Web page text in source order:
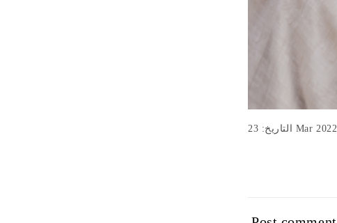
التاريخ: 23 Mar 2022